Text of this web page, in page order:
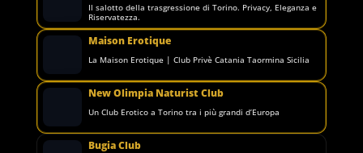
Il salotto della trasgressione di Torino. Privacy, Eleganza e
Riservatezza.
Maison Erotique
La Maison Erotique | Club Privè Catania Taormina Sicilia
New Olimpia Naturist Club
Un Club Erotico a Torino tra i più grandi d’Europa
Bugia Club